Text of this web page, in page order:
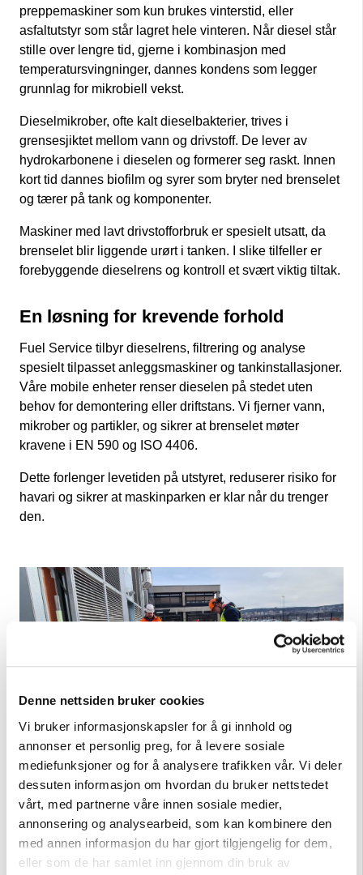
Denne nettsiden bruker cookies
Vi bruker informasjonskapsler for å gi innhold og
annonser et personlig preg, for å levere sosiale
mediefunksjoner og for å analysere trafikken vår. Vi deler
dessuten informasjon om hvordan du bruker nettstedet
vårt, med partnerne våre innen sosiale medier,
annonsering og analysearbeid, som kan kombinere den
med annen informasjon du har gjort tilgjengelig for dem,
eller som de har samlet inn gjennom din bruk av
preppemaskiner som kun brukes vinterstid, eller
asfaltutstyr som står lagret hele vinteren. Når diesel står
stille over lengre tid, gjerne i kombinasjon med
temperatursvingninger, dannes kondens som legger
grunnlag for mikrobiell vekst.
Dieselmikrober, ofte kalt dieselbakterier, trives i
grensesjiktet mellom vann og drivstoff. De lever av
hydrokarbonene i dieselen og formerer seg raskt. Innen
kort tid dannes biofilm og syrer som bryter ned brenselet
og tærer på tank og komponenter.
Maskiner med lavt drivstofforbruk er spesielt utsatt, da
brenselet blir liggende urørt i tanken. I slike tilfeller er
forebyggende dieselrens og kontroll et svært viktig tiltak.
En løsning for krevende forhold
Fuel Service tilbyr dieselrens, filtrering og analyse
spesielt tilpasset anleggsmaskiner og tankinstallasjoner.
Våre mobile enheter renser dieselen på stedet uten
behov for demontering eller driftstans. Vi fjerner vann,
mikrober og partikler, og sikrer at brenselet møter
kravene i EN 590 og ISO 4406.
Dette forlenger levetiden på utstyret, reduserer risiko for
havari og sikrer at maskinparken er klar når du trenger
den.